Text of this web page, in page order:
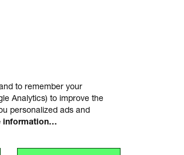
to remember your
Analytics) to improve the
personalized ads and
information…